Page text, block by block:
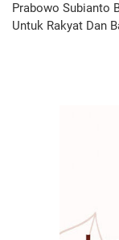
Prabowo Subianto
Untuk Rakyat Dan